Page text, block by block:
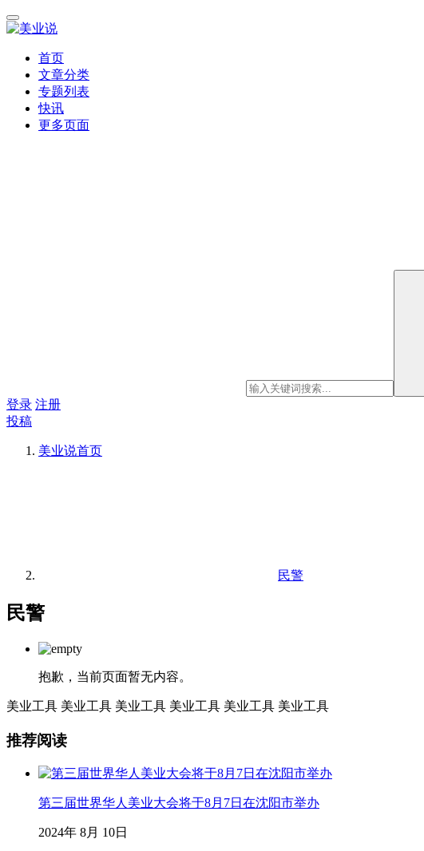
首页
文章分类
专题列表
快讯
更多页面
登录 注册
投稿
美业说首页
民警
民警
抱歉，当前页面暂无内容。
美业工具 美业工具 美业工具 美业工具 美业工具 美业工具
推荐阅读
第三届世界华人美业大会将于8月7日在沈阳市举办
2024年 8月 10日